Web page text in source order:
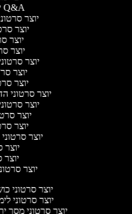
יוצר סרטוני Q&A
יוצר
יוצר
יוצר
יוצר
יוצר
יוצר
יוצר
יוצר סרטוני
יוצר
יוצר
יוצר
יוצר
יוצר
יוצר
יוצר
יוצר סרטוני
יוצר סרטוני
יוצר סרטוני מסך